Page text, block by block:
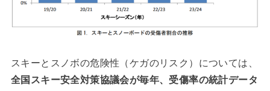
スキーとスノボの危険性（ケガのリスク）については、
全国スキー安全対策協議会が毎年、受傷率の統計データ